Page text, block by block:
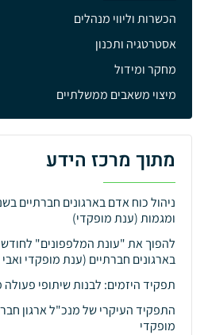
הכשרות וליווי מנהלים
אסטרטגיה ותכנון
מחקר ומידול
מיצוי משאבים ממשלתיים
מתוך מרכז הידע
ומגמות (ענת מופקדי)
להפוך את "עונת המלפפונים"
בארגונים חברתיים (ענת מופקדי
תפקיד היזמים: לבנות שיתופי פעולה
התפקיד העיקרי של מנכ"ל ארגון
מופקדי